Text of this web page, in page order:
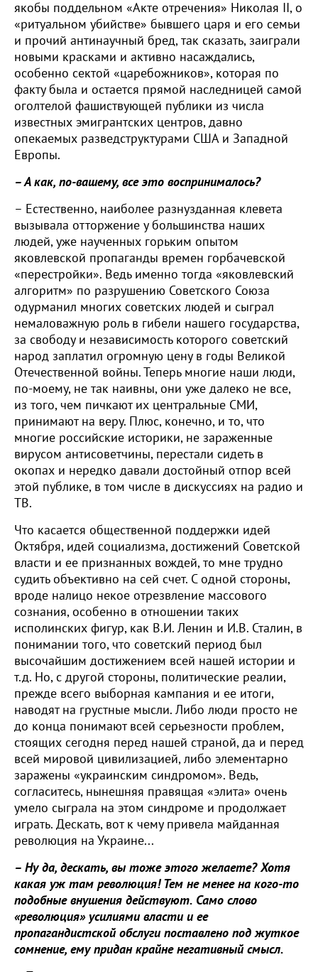
якобы поддельном «Акте отречения» Николая II, о
«ритуальном убийстве» бывшего царя и его семьи
и прочий антинаучный бред, так сказать, заиграли
новыми красками и активно насаждались,
особенно сектой «царебожников», которая по
факту была и остается прямой наследницей самой
оголтелой фашиствующей публики из числа
известных эмигрантских центров, давно
опекаемых разведструктурами США и Западной
Европы.
– А как, по-вашему, все это воспринималось?
– Естественно, наиболее разнузданная клевета
вызывала отторжение у большинства наших
людей, уже наученных горьким опытом
яковлевской пропаганды времен горбачевской
«перестройки». Ведь именно тогда «яковлевский
алгоритм» по разрушению Советского Союза
одурманил многих советских людей и сыграл
немаловажную роль в гибели нашего государства,
за свободу и независимость которого советский
народ заплатил огромную цену в годы Великой
Отечественной войны. Теперь многие наши люди,
по-моему, не так наивны, они уже далеко не все,
из того, чем пичкают их центральные СМИ,
принимают на веру. Плюс, конечно, и то, что
многие российские историки, не зараженные
вирусом антисоветчины, перестали сидеть в
окопах и нередко давали достойный отпор всей
этой публике, в том числе в дискуссиях на радио и
ТВ.
Что касается общественной поддержки идей
Октября, идей социализма, достижений Советской
власти и ее признанных вождей, то мне трудно
судить объективно на сей счет. С одной стороны,
вроде налицо некое отрезвление массового
сознания, особенно в отношении таких
исполинских фигур, как В.И. Ленин и И.В. Сталин, в
понимании того, что советский период был
высочайшим достижением всей нашей истории и
т.д. Но, с другой стороны, политические реалии,
прежде всего выборная кампания и ее итоги,
наводят на грустные мысли. Либо люди просто не
до конца понимают всей серьезности проблем,
стоящих сегодня перед нашей страной, да и перед
всей мировой цивилизацией, либо элементарно
заражены «украинским синдромом». Ведь,
согласитесь, нынешняя правящая «элита» очень
умело сыграла на этом синдроме и продолжает
играть. Дескать, вот к чему привела майданная
революция на Украине...
– Ну да, дескать, вы тоже этого желаете? Хотя
какая уж там революция! Тем не менее на кого-то
подобные внушения действуют. Само слово
«революция» усилиями власти и ее
пропагандистской обслуги поставлено под жуткое
сомнение, ему придан крайне негативный смысл.